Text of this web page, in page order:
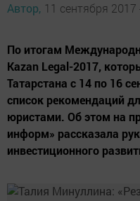
Автор, 11 сентября 2017
По итогам
Kazan Legal-2017,
Татарстана с 14 по 16
список рекомендаций
юристами. Об этом на
информ» рассказала
инвестиционного